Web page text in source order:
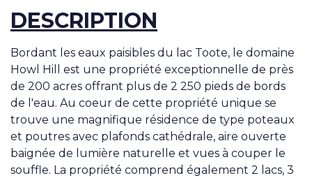
DESCRIPTION
Bordant les eaux paisibles du lac Toote, le domaine
Howl Hill est une propriété exceptionnelle de près
de 200 acres offrant plus de 2 250 pieds de bords
de l'eau. Au coeur de cette propriété unique se
trouve une magnifique résidence de type poteaux
et poutres avec plafonds cathédrale, aire ouverte
baignée de lumière naturelle et vues à couper le
souffle. La propriété comprend également 2 lacs, 3